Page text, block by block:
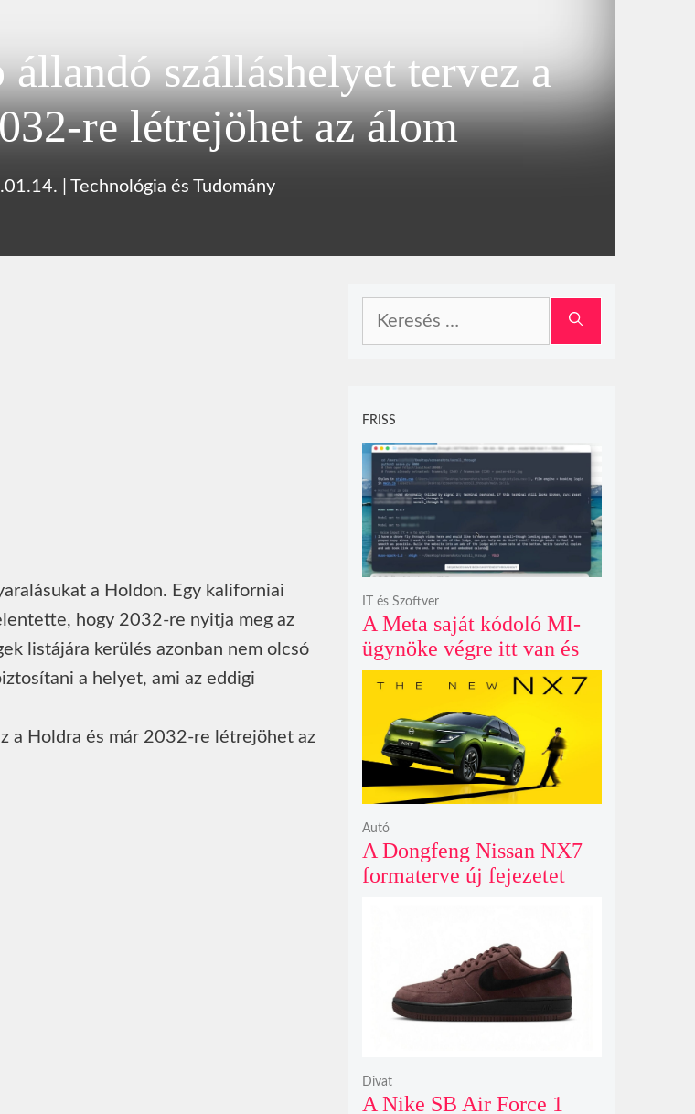
szálláshelyet tervez a
re létrejöhet az álom
Technológia és Tudomány
a Holdon. Egy kaliforniai
hogy 2032-re nyitja meg az
listájára kerülés azonban nem olcsó
a helyet, ami az eddigi
a Holdra és már 2032-re létrejöhet az
FRISS
A Meta saját kódoló MI-
ügynöke végre itt van és
nem fél belenyúlni a
IT és Szoftver
A Dongfeng Nissan NX7
formaterve új fejezetet
Autó
A Nike SB Air Force 1
Divat